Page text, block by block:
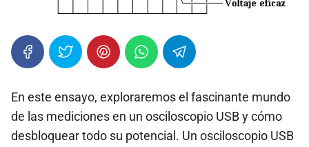
En este ensayo, exploraremos el fascinante mundo
de las mediciones en un osciloscopio USB y cómo
desbloquear todo su potencial. Un osciloscopio USB